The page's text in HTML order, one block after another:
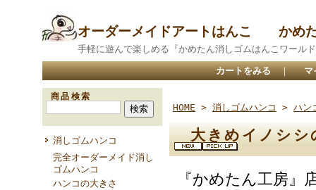
オーダーメイドアートはんこ かめ
手軽に遊んで楽しめる『かめたん消しゴムはんこワール
カートをみる ｜ マ
商品検索
消しゴムハンコ
完全オーダーメイド消し
ゴムハンコ
ハンコの大きさ
HOME > 消しゴムハンコ > ハン
大きめイノシシ
『かめたん工房